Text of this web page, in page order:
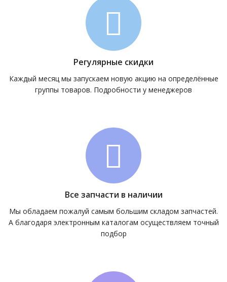
Регулярные скидки
Каждый месяц мы запускаем новую акцию на определённые
группы товаров. Подробности у менеджеров
Все запчасти в наличии
Мы обладаем пожалуй самым большим складом запчастей.
А благодаря электронным каталогам осуществляем точный
подбор